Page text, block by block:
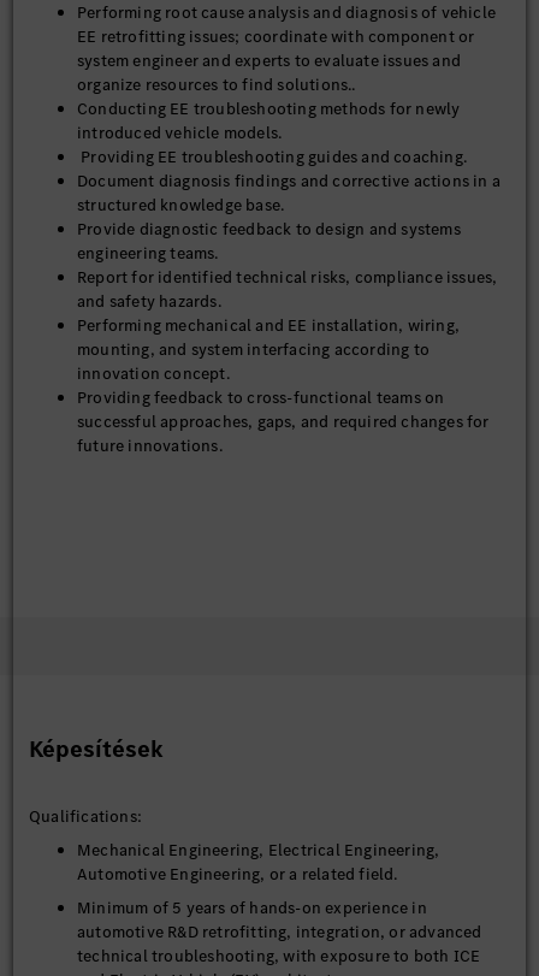
Performing root cause analysis and diagnosis of vehicle
EE retrofitting issues; coordinate with component or
system engineer and experts to evaluate issues and
organize resources to find solutions..
Conducting EE troubleshooting methods for newly
introduced vehicle models.
Providing EE troubleshooting guides and coaching.
Document diagnosis findings and corrective actions in a
structured knowledge base.
Provide diagnostic feedback to design and systems
engineering teams.
Report for identified technical risks, compliance issues,
and safety hazards.
Performing mechanical and EE installation, wiring,
mounting, and system interfacing according to
innovation concept.
Providing feedback to cross-functional teams on
successful approaches, gaps, and required changes for
future innovations.
Képesítések
Qualifications:
Mechanical Engineering, Electrical Engineering,
Automotive Engineering, or a related field.
Minimum of 5 years of hands-on experience in
automotive R&D retrofitting, integration, or advanced
technical troubleshooting, with exposure to both ICE